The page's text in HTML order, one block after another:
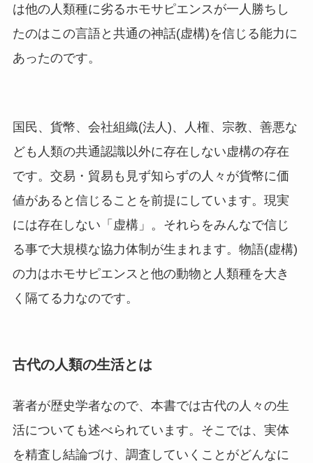
は他の人類種に劣るホモサピエンスが一人勝ちし
たのはこの言語と共通の神話(虚構)を信じる能力に
あったのです。
国民、貨幣、会社組織(法人)、人権、宗教、善悪な
ども人類の共通認識以外に存在しない虚構の存在
です。交易・貿易も見ず知らずの人々が貨幣に価
値があると信じることを前提にしています。現実
には存在しない「虚構」。それらをみんなで信じ
る事で大規模な協力体制が生まれます。物語(虚構)
の力はホモサピエンスと他の動物と人類種を大き
く隔てる力なのです。
古代の人類の生活とは
著者が歴史学者なので、本書では古代の人々の生
活についても述べられています。そこでは、実体
を精査し結論づけ、調査していくことがどんなに